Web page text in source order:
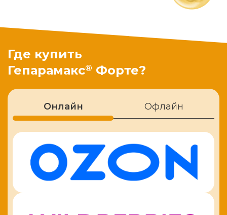
Где купить
Гепарамакс® Форте?
Онлайн Офлайн